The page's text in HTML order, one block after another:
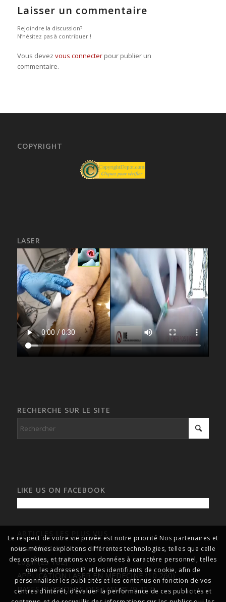
Laisser un commentaire
Rejoindre la discussion?
N’hésitez pas à contribuer !
Vous devez vous connecterpour publier un
commentaire.
COPYRIGHT
LASER
RECHERCHE SUR LE SITE
LIKE US ON FACEBOOK
ARTICLES LES PLUS VUS
Accueil (113 124)
Login (23 182)
APPLICATION LASER EN MEDECINE (10 260)
BASES PHYSIQUES DES LASERS (9 417)
Le respect de votre vie privée est notre priorité Nos partenaires et
nous-mêmes exploitons différentes technologies, telles que celle
des cookies, et traitons vos données à caractère personnel, telles
que les adresses IP et les identifiants de cookie, afin de
personnaliser les publicités et les contenus en fonction de vos
centres d’intérêt, d’évaluer la performance de ces publicités et